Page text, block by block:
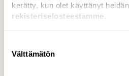
kerätty, kun olet käyttänyt
rekisteriselosteestamme
valinta
Välttämätön
(Unable to resolve media?)
Impact